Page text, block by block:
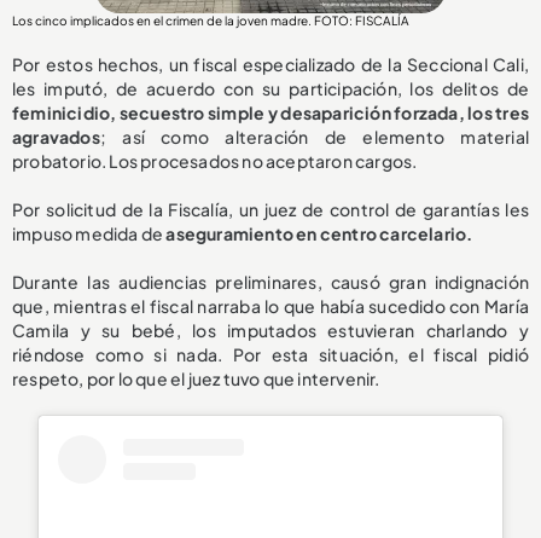
Los cinco implicados en el crimen de la joven madre. FOTO: FISCALÍA
Por estos hechos, un fiscal especializado de la Seccional Cali,
les imputó, de acuerdo con su participación, los delitos de
feminicidio, secuestro simple y desaparición forzada, los tres
agravados; así como alteración de elemento material
probatorio. Los procesados no aceptaron cargos.
Por solicitud de la Fiscalía, un juez de control de garantías les
impuso medida deaseguramiento en centro carcelario.
Durante las audiencias preliminares, causó gran indignación
que, mientras el fiscal narraba lo que había sucedido con María
Camila y su bebé, los imputados estuvieran charlando y
riéndose como si nada. Por esta situación, el fiscal pidió
respeto, por lo que el juez tuvo que intervenir.